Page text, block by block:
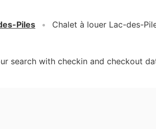
Piles Chalet à louer Lac-des-
search with checkin and checkout